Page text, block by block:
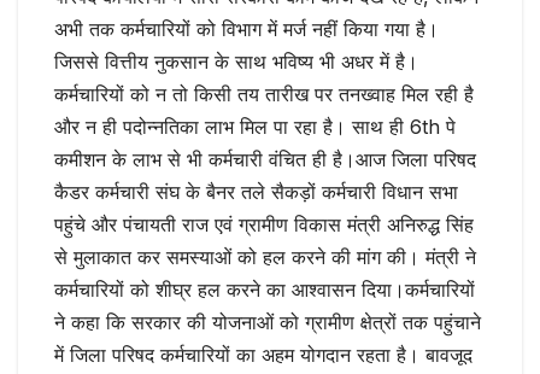
अभी तक कर्मचारियों को विभाग में मर्ज नहीं किया गया है।
जिससे वित्तीय नुकसान के साथ भविष्य भी अधर में है।
कर्मचारियों को न तो किसी तय तारीख पर तनख्वाह मिल रही है
और न ही पदोन्नतिका लाभ मिल पा रहा है। साथ ही 6th पे
कमीशन के लाभ से भी कर्मचारी वंचित ही है।आज जिला परिषद
कैडर कर्मचारी संघ के बैनर तले सैकड़ों कर्मचारी विधान सभा
पहुंचे और पंचायती राज एवं ग्रामीण विकास मंत्री अनिरुद्ध सिंह
से मुलाकात कर समस्याओं को हल करने की मांग की। मंत्री ने
कर्मचारियों को शीघ्र हल करने का आश्वासन दिया।कर्मचारियों
ने कहा कि सरकार की योजनाओं को ग्रामीण क्षेत्रों तक पहुंचाने
में जिला परिषद कर्मचारियों का अहम योगदान रहता है। बावजूद